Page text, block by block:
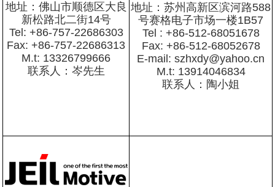
地址：佛山市顺德区大良
新松路北二街14号
Tel: +86-757-22686303
Fax: +86-757-22686313
M.t: 13326799666
联系人：岑先生
地址：苏州高新区滨河路588
号赛格电子市场一楼1B57
Tel : +86-512-68051678
Fax: +86-512-68052678
E-mail: szhxdy@yahoo.cn
M.t: 13914046834
联系人：陶小姐